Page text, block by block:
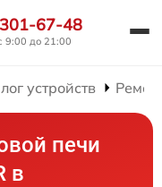
67-48
9:00 до 21:00
устройств
печи
в